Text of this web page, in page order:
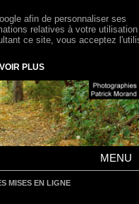
MENU
MISES EN LIGNE
afin de personnaliser ses
relatives à votre
ce site, vous acceptez
PLUS